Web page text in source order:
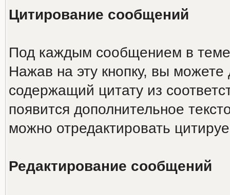
Цитирование сообщений
Под каждым сообщением в
Нажав на эту кнопку, вы
содержащий цитату из
появится дополнительное
можно отредактировать
Редактирование сообщений